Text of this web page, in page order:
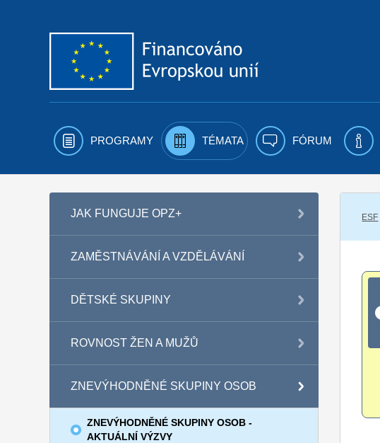
PROGRAMY TÉMATA FÓRUM
JAK FUNGUJE OPZ+
ZAMĚSTNÁVÁNÍ A VZDĚLÁVÁNÍ
DĚTSKÉ SKUPINY
ROVNOST ŽEN A MUŽŮ
ZNEVÝHODNĚNÉ SKUPINY OSOB
ZNEVÝHODNĚNÉ SKUPINY OSOB -
AKTUÁLNÍ VÝZVY
ESF